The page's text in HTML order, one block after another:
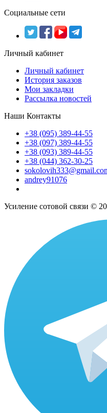
Социальные сети
Личный кабинет
Личный кабинет
История заказов
Мои закладки
Рассылка новостей
Наши Контакты
+38 (095) 389-44-55
+38 (097) 389-44-55
+38 (093) 389-44-55
+38 (044) 362-30-25
andrey91076
Усиление сотовой связи ©